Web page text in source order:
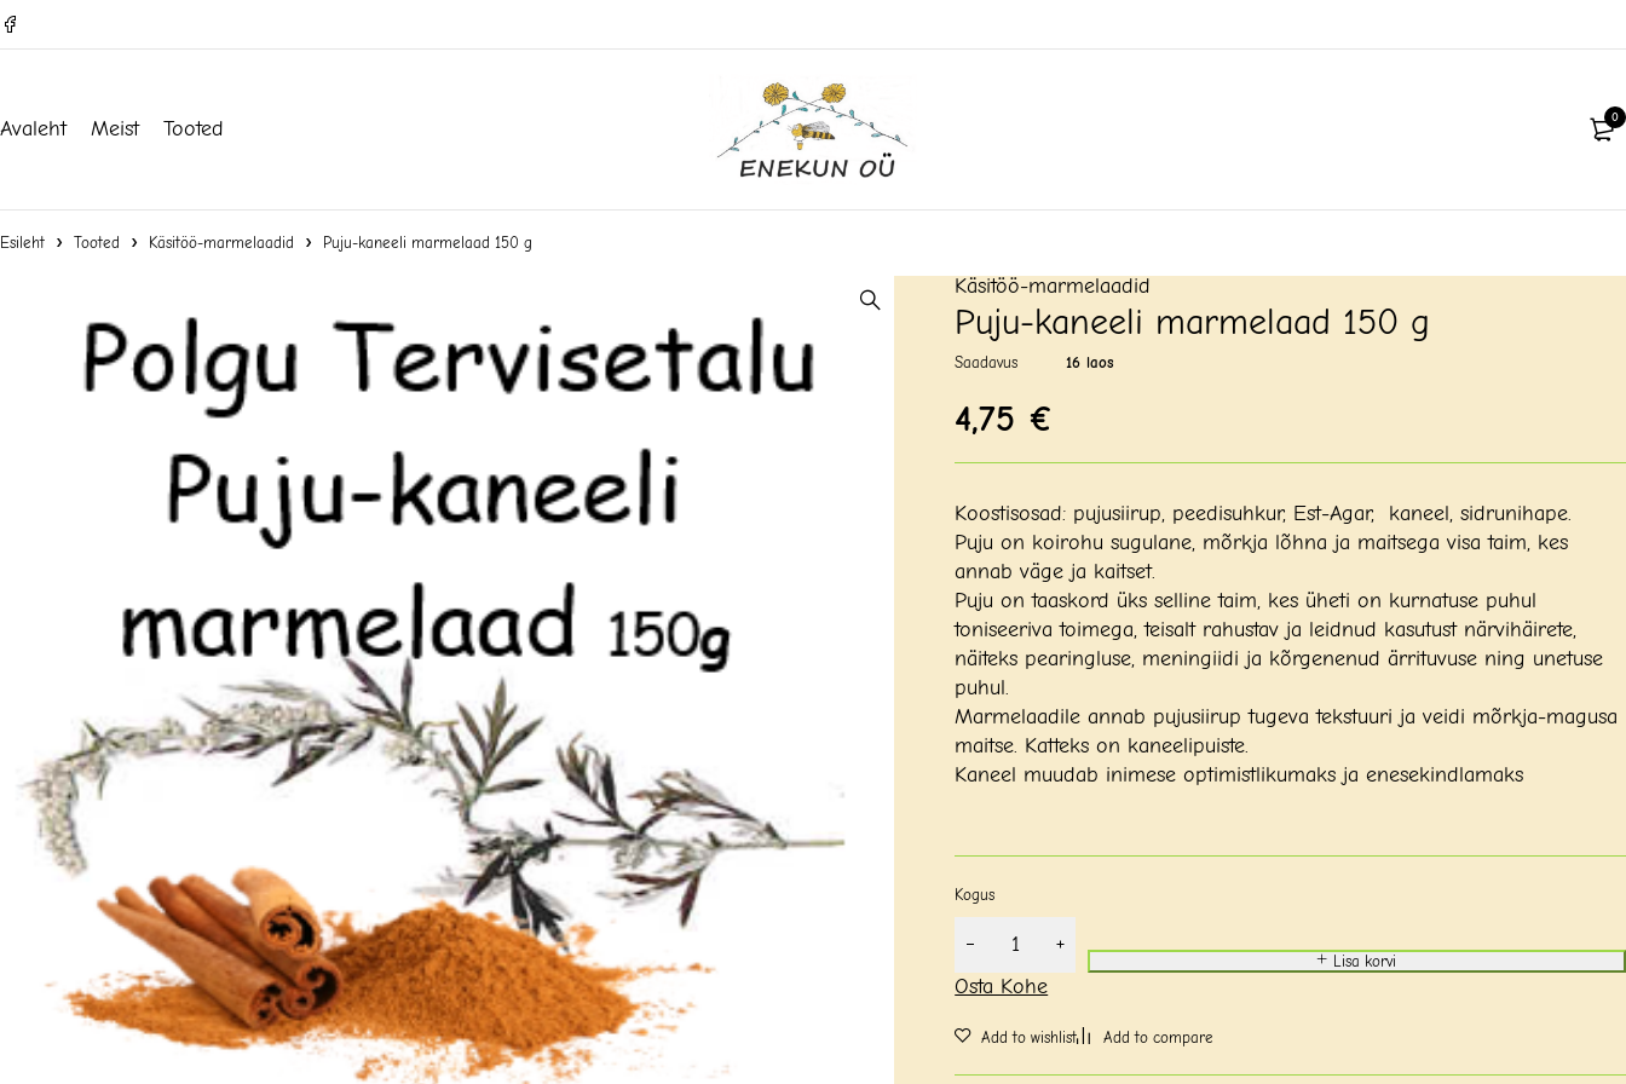
Avaleht Meist Tooted 0
Esileht Tooted Käsitöö-marmelaadid Puju-kaneeli marmelaad 150 g
Käsitöö-marmelaadid
Puju-kaneeli marmelaad 150 g
Saadavus 16 laos
4,75 €
Koostisosad: pujusiirup, peedisuhkur, Est-Agar, kaneel, sidrunihape.
Puju on koirohu sugulane, mõrkja lõhna ja maitsega visa taim, kes
annab väge ja kaitset.
Puju on taaskord üks selline taim, kes üheti on kurnatuse puhul
toniseeriva toimega, teisalt rahustav ja leidnud kasutust närvihäirete,
näiteks pearingluse, meningiidi ja kõrgenenud ärrituvuse ning unetuse
puhul.
Marmelaadile annab pujusiirup tugeva tekstuuri ja veidi mõrkja-magusa
maitse. Katteks on kaneelipuiste.
Kaneel muudab inimese optimistlikumaks ja enesekindlamaks
Kogus
Lisa korvi
Osta Kohe